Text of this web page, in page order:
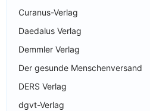
Curanus-Verlag
Daedalus Verlag
Demmler Verlag
Der gesunde Menschenversand
DERS Verlag
dgvt-Verlag